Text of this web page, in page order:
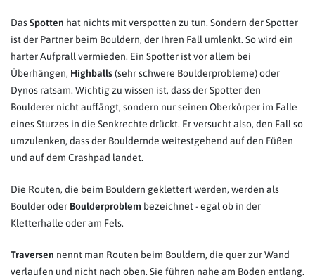
DasSpotten hat nichts mit verspotten zu tun. Sondern der Spotter
ist der Partner beim Bouldern, der Ihren Fall umlenkt. So wird ein
harter Aufprall vermieden. Ein Spotter ist vor allem bei
Überhängen, Highballs(sehr schwere Boulderprobleme) oder
Dynos ratsam. Wichtig zu wissen ist, dass der Spotter den
Boulderer nicht auffängt, sondern nur seinen Oberkörper im Falle
eines Sturzes in die Senkrechte drückt. Er versucht also, den Fall so
umzulenken, dass der Bouldernde weitestgehend auf den Füßen
und auf dem Crashpad landet.
Die Routen, die beim Bouldern geklettert werden, werden als
Boulder oder Boulderproblem bezeichnet - egal ob in der
Kletterhalle oder am Fels.
Traversen nennt man Routen beim Bouldern, die quer zur Wand
verlaufen und nicht nach oben. Sie führen nahe am Boden entlang.